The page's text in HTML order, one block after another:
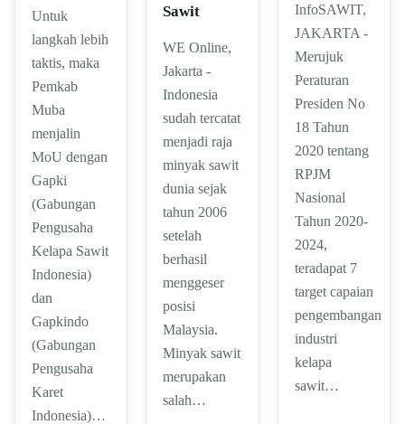
Untuk
langkah lebih
taktis, maka
Pemkab
Muba
menjalin
MoU dengan
Gapki
(Gabungan
Pengusaha
Kelapa Sawit
Indonesia)
dan
Gapkindo
(Gabungan
Pengusaha
Karet
Indonesia)…
Sawit
WE Online,
Jakarta -
Indonesia
sudah tercatat
menjadi raja
minyak sawit
dunia sejak
tahun 2006
setelah
berhasil
menggeser
posisi
Malaysia.
Minyak sawit
merupakan
salah…
InfoSAWIT,
JAKARTA -
Merujuk
Peraturan
Presiden No
18 Tahun
2020 tentang
RPJM
Nasional
Tahun 2020-
2024,
teradapat 7
target capaian
pengembangan
industri
kelapa
sawit…